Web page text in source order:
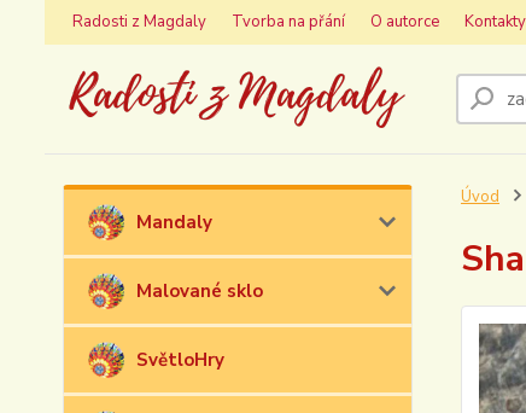
Radosti z Magdaly Tvorba na přání O autorce Kontakty
Mandaly
Malované sklo
SvětloHry
Úvod